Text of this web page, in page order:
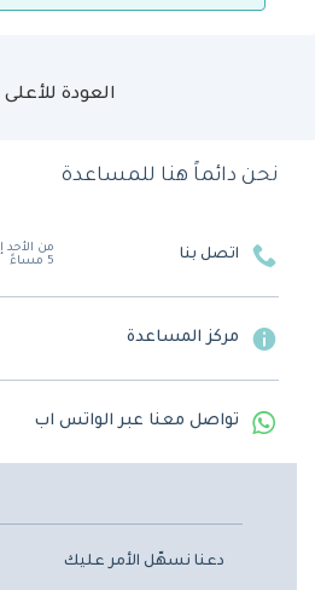
العودة للأعلى
نحن دائماً هنا للمساعدة
اتصل بنا
5 مساءً
مركز المساعدة
تواصل معنا عبر الواتس اب
دعنا نسهّل الأمر عليك